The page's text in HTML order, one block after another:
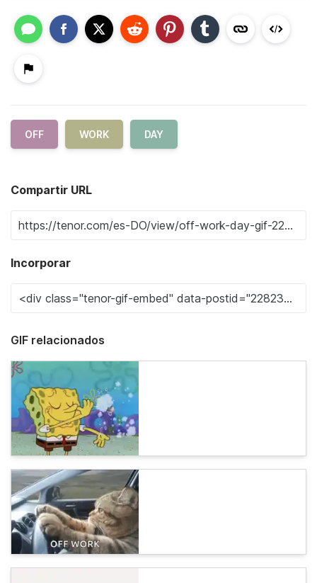
OFF WORK DAY
Compartir URL
Incorporar
GIF relacionados